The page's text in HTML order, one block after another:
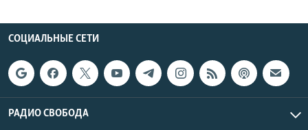
СОЦИАЛЬНЫЕ СЕТИ
РАДИО СВОБОДА